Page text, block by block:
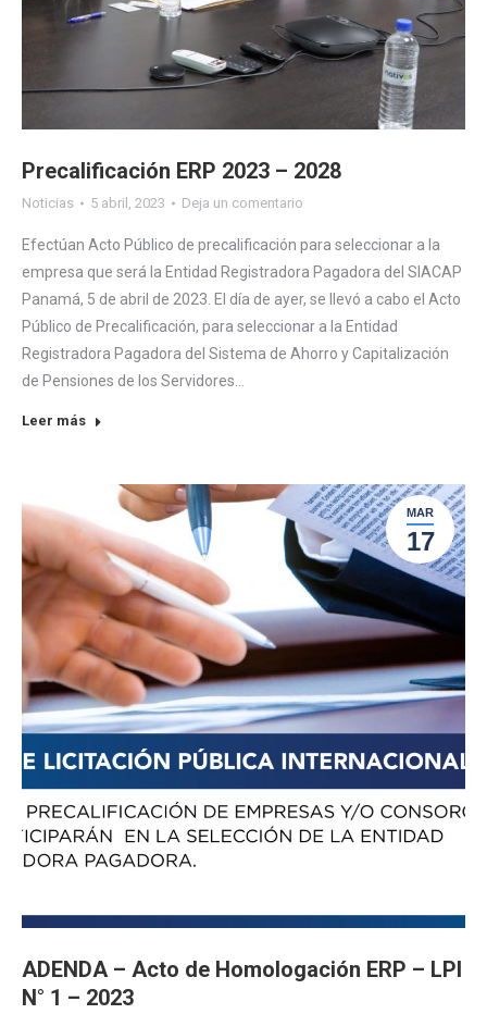
Precalificación ERP 2023 – 2028
Noticias 5 abril, 2023 Deja un comentario
Efectúan Acto Público de precalificación para seleccionar a la
empresa que será la Entidad Registradora Pagadora del SIACAP
Panamá, 5 de abril de 2023. El día de ayer, se llevó a cabo el Acto
Público de Precalificación, para seleccionar a la Entidad
Registradora Pagadora del Sistema de Ahorro y Capitalización
de Pensiones de los Servidores…
Leer más
MAR
17
ADENDA – Acto de Homologación ERP – LPI
N° 1 – 2023